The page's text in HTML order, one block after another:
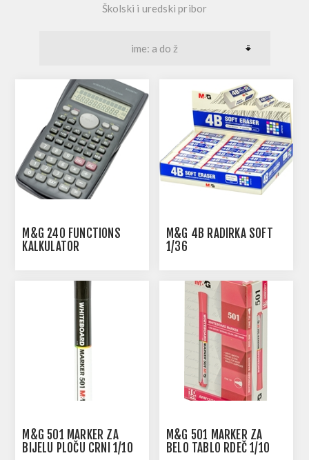
Školski i uredski pribor
M&G 240 FUNCTIONS
KALKULATOR
M&G 4B RADIRKA SOFT
1/36
M&G 501 MARKER ZA
BIJELU PLOČU CRNI 1/10
M&G 501 MARKER ZA
BELO TABLO RDEČ 1/10